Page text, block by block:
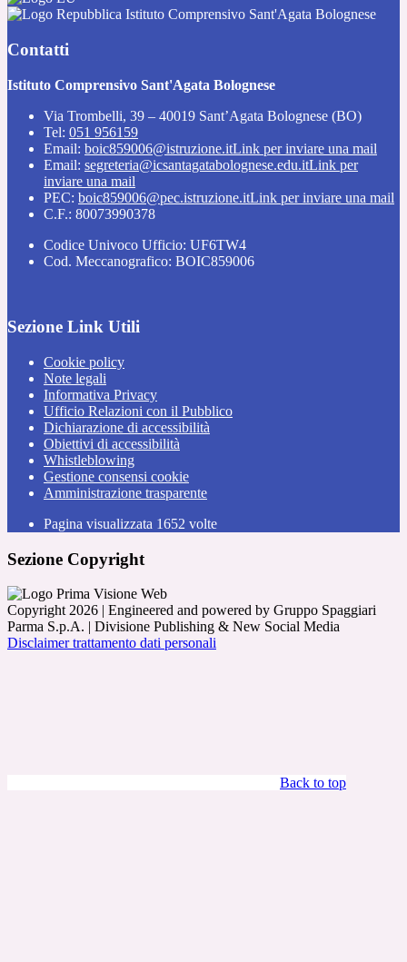
Istituto Comprensivo Sant'Agata Bolognese
Contatti
Istituto Comprensivo Sant'Agata Bolognese
Via Trombelli, 39 – 40019 Sant’Agata Bolognese (BO)
Tel: 051 956159
Email: boic859006@istruzione.itLink per inviare una mail
Email: segreteria@icsantagatabolognese.edu.itLink per
inviare una mail
PEC: boic859006@pec.istruzione.itLink per inviare una mail
C.F.: 80073990378
Codice Univoco Ufficio: UF6TW4
Cod. Meccanografico: BOIC859006
Sezione Link Utili
Cookie policy
Note legali
Informativa Privacy
Ufficio Relazioni con il Pubblico
Dichiarazione di accessibilità
Obiettivi di accessibilità
Whistleblowing
Gestione consensi cookie
Amministrazione trasparente
Pagina visualizzata 1652 volte
Sezione Copyright
Copyright 2026 | Engineered and powered by Gruppo Spaggiari
Parma S.p.A. | Divisione Publishing & New Social Media
Disclaimer trattamento dati personali
Back to top